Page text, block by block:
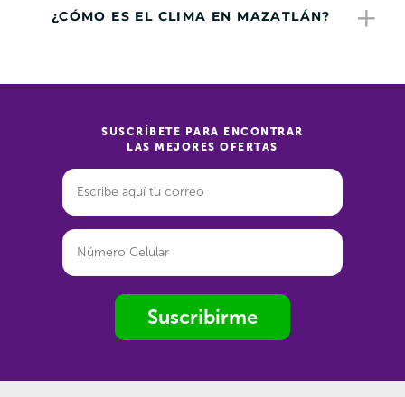
¿CÓMO ES EL CLIMA EN MAZATLÁN?
SUSCRÍBETE PARA ENCONTRAR
LAS MEJORES OFERTAS
Suscribirme